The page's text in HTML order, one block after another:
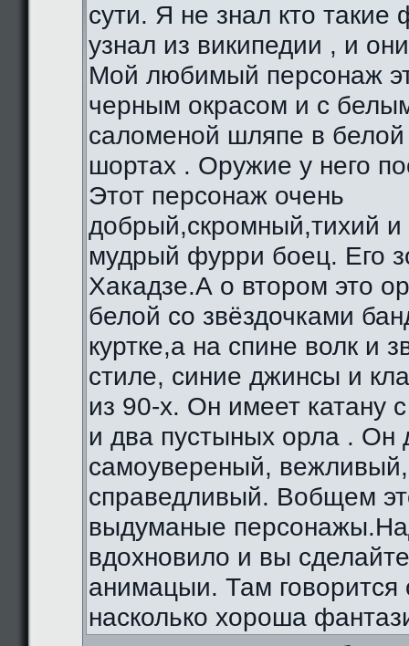
сути. Я не знал кто такие
узнал из википедии , и
Мой любимый персонаж
черным окрасом и с
саломеной шляпе в
шортах . Оружие у него
Этот персонаж очень
добрый,скромный,тихий и
мудрый фурри боец. Его
Хакадзе.А о втором это
белой со звёздочками
куртке,а на спине волк и
стиле, синие джинсы и
из 90-х. Он имеет катану
и два пустыных орла . Он
самоувереный,
справедливый. Вобщем
выдуманые
вдохновило и вы
анимацыи. Там говорится
насколько хороша